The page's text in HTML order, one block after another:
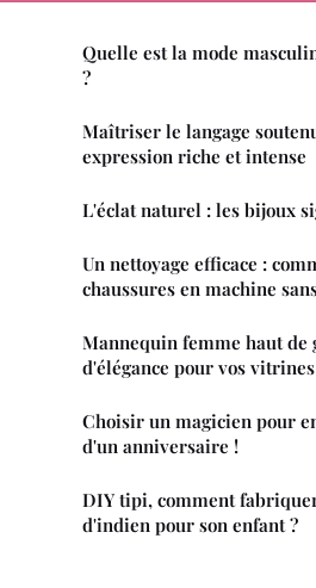
Quelle est la mode
?
Maîtriser le langage
expression riche et intense
L'éclat naturel : les bijoux
Un nettoyage efficace :
chaussures en machine
Mannequin femme haut de
d'élégance pour vos vitrines
Choisir un magicien pour
d'un anniversaire !
DIY tipi, comment
d'indien pour son enfant ?